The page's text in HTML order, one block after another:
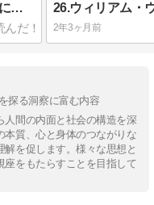
26. 人に関する有益な情報は、単純に本人に尋ねることによって最も直接的に得られる可能性がある（ウォルター・ミシェル(1930-2018)
2年3ヶ月前
探る洞察に富む内容
人間の内面と社会の構造を深
本質、心と身体のつながりな
を促します。様々な思想と
座をもたらすことを目指して